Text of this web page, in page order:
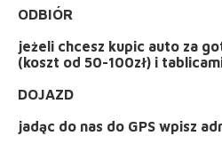
ODBIÓR
jeżeli chcesz kupic auto za
(koszt od 50-100zł) i
DOJAZD